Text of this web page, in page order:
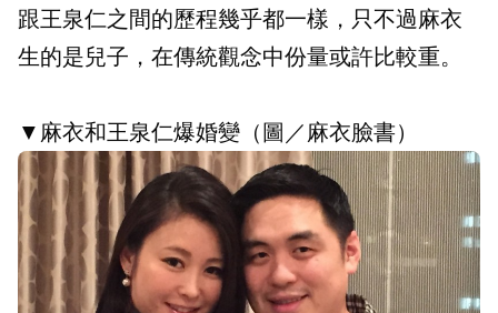
跟王泉仁之間的歷程幾乎都一樣，只不過麻衣
生的是兒子，在傳統觀念中份量或許比較重。
▼麻衣和王泉仁爆婚變（圖／麻衣臉書）